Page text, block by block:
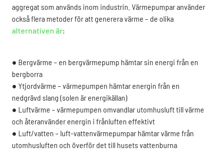
aggregat som används inom industrin. Värmepumpar använder
också flera metoder för att generera värme – de olika
alternativen är:
● Bergvärme – en bergvärmepump hämtar sin energi från en
bergborra
● Ytjordvärme – värmepumpen hämtar energin från en
nedgrävd slang (solen är energikällan)
● Luftvärme – värmepumpen omvandlar utomhusluft till värme
och återanvänder energin i frånluften effektivt
● Luft/vatten – luft-vattenvärmepumpar hämtar värme från
utomhusluften och överför det till husets vattenburna